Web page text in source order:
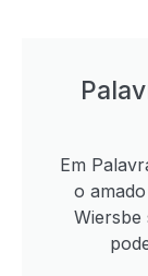
Em
o
Wiersbe